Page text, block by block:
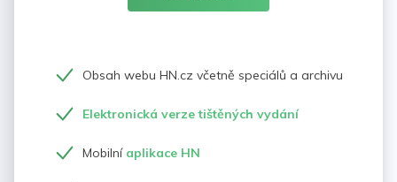
Obsah webu HN.cz včetně speciálů a archivu
Elektronická verze tištěných vydání
Mobilní aplikace HN